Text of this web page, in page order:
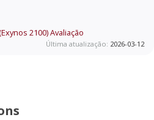
2100)Avaliação
Última atualização: 2026-03-12